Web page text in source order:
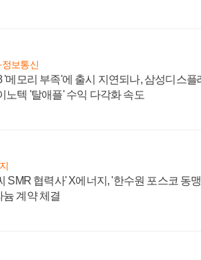
정보통신
'메모리 부족'에 출시 지연되나, 삼성디스플
노텍 '탈애플' 수익 다각화 속도
SMR 협력사' X에너지, '한수원 포스코 동
늄 계약 체결